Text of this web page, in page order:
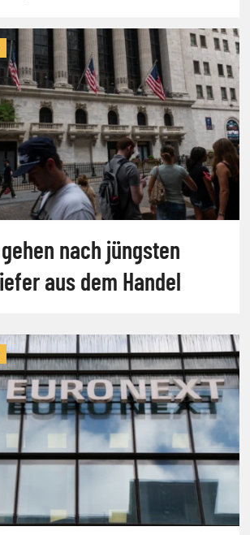
nach jüngsten
aus dem Handel